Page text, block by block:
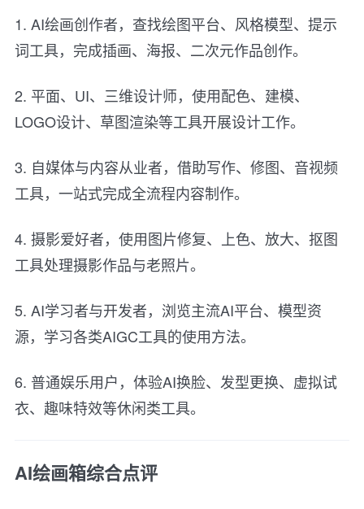
1. AI绘画创作者，查找绘图平台、风格模型、提示
词工具，完成插画、海报、二次元作品创作。
2. 平面、UI、三维设计师，使用配色、建模、
LOGO设计、草图渲染等工具开展设计工作。
3. 自媒体与内容从业者，借助写作、修图、音视频
工具，一站式完成全流程内容制作。
4. 摄影爱好者，使用图片修复、上色、放大、抠图
工具处理摄影作品与老照片。
5. AI学习者与开发者，浏览主流AI平台、模型资
源，学习各类AIGC工具的使用方法。
6. 普通娱乐用户，体验AI换脸、发型更换、虚拟试
衣、趣味特效等休闲类工具。
AI绘画箱综合点评